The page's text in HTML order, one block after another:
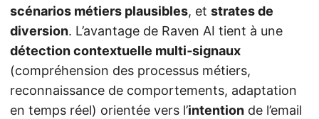
scénarios métiers plausibles, et strates de
diversion. L’avantage de Raven AI tient à une
détection contextuelle multi‑signaux
(compréhension des processus métiers,
reconnaissance de comportements, adaptation
en temps réel) orientée vers l’intention de l’email